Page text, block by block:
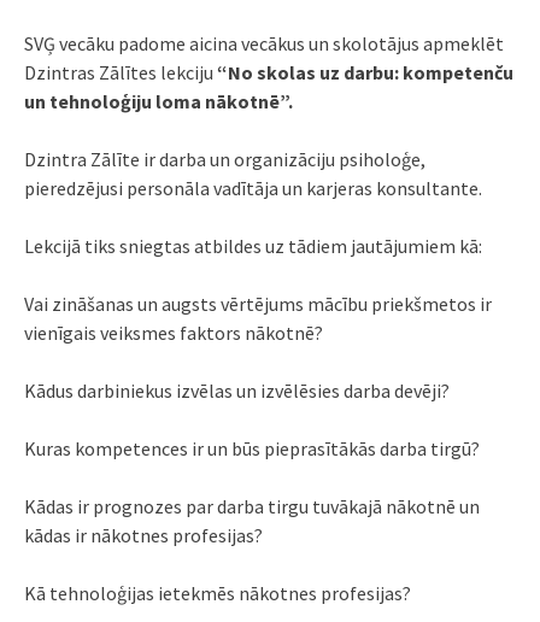
SVĢ vecāku padome aicina vecākus un skolotājus apmeklēt
Dzintras Zālītes lekciju “No skolas uz darbu: kompetenču
un tehnoloģiju loma nākotnē”.
Dzintra Zālīte ir darba un organizāciju psiholoģe,
pieredzējusi personāla vadītāja un karjeras konsultante.
Lekcijā tiks sniegtas atbildes uz tādiem jautājumiem kā:
Vai zināšanas un augsts vērtējums mācību priekšmetos ir
vienīgais veiksmes faktors nākotnē?
Kādus darbiniekus izvēlas un izvēlēsies darba devēji?
Kuras kompetences ir un būs pieprasītākās darba tirgū?
Kādas ir prognozes par darba tirgu tuvākajā nākotnē un
kādas ir nākotnes profesijas?
Kā tehnoloģijas ietekmēs nākotnes profesijas?